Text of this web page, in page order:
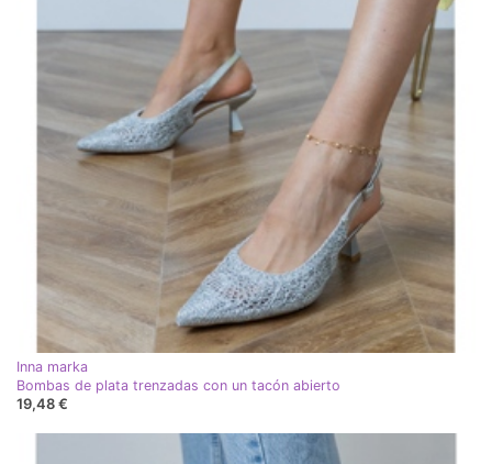
Inna marka
Bombas de plata trenzadas con un tacón abierto
19,48 €